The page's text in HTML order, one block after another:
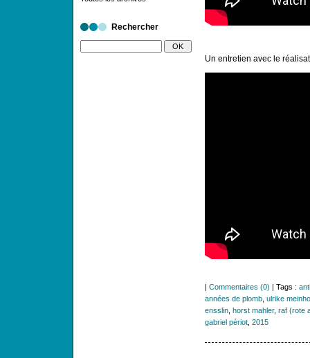
Rechercher
Un entretien avec le
| Commentaires (0) | Tags :
années de plomb, ulrike
ensslin, horst mahler, raf (rote
gabriel périot, 2015